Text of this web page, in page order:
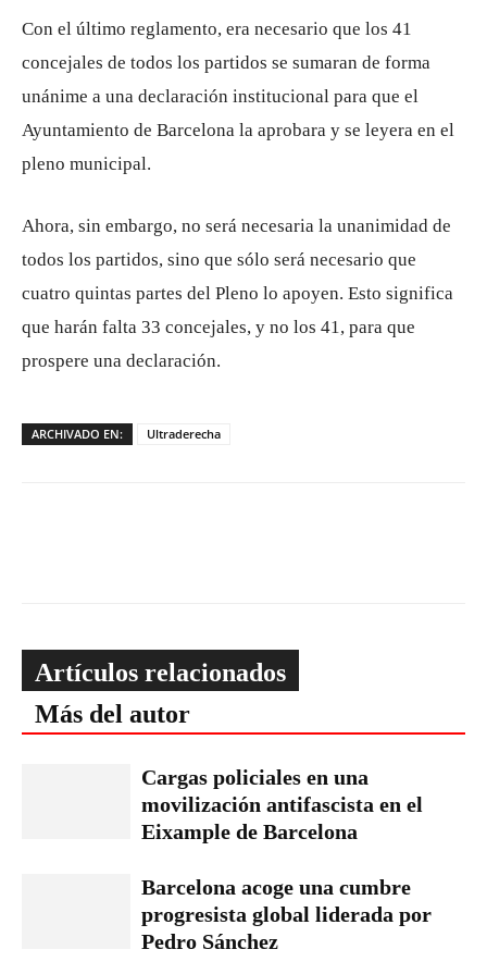
Con el último reglamento, era necesario que los 41
concejales de todos los partidos se sumaran de forma
unánime a una declaración institucional para que el
Ayuntamiento de Barcelona la aprobara y se leyera en el
pleno municipal.
Ahora, sin embargo, no será necesaria la unanimidad de
todos los partidos, sino que sólo será necesario que
cuatro quintas partes del Pleno lo apoyen. Esto significa
que harán falta 33 concejales, y no los 41, para que
prospere una declaración.
ARCHIVADO EN: Ultraderecha
Artículos relacionados
Más del autor
Cargas policiales en una
movilización antifascista en el
Eixample de Barcelona
Barcelona acoge una cumbre
progresista global liderada por
Pedro Sánchez